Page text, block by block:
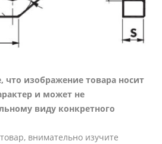
изображение товара носит
и может не
виду конкретного
внимательно изучите